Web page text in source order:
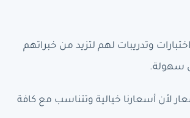
وتدريبات لهم لتزيد من خبراتهم
سهولة.
لأن أسعارنا خيالية وتتناسب مع كافة